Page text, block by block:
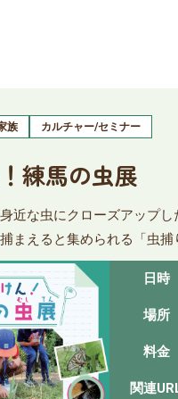
族 カルチャー/セミナー
練馬の虫展
近な虫にクローズアップ
まえると集められる「虫捕
日時
場所
料金
関連